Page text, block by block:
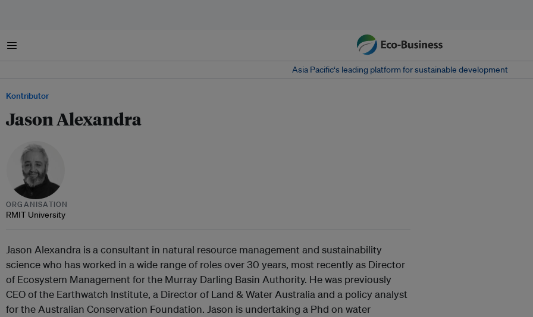
Menu
Asia Pacific‘s leading platform for sustainable development
Kontributor
Jason Alexandra
ORGANISATION
RMIT University
Jason Alexandra is a consultant in natural resource management and sustainability
science who has worked in a wide range of roles over 30 years, most recently as Director
of Ecosystem Management for the Murray Darling Basin Authority. He was previously
CEO of the Earthwatch Institute, a Director of Land & Water Australia and a policy analyst
for the Australian Conservation Foundation. Jason is undertaking a Phd on water